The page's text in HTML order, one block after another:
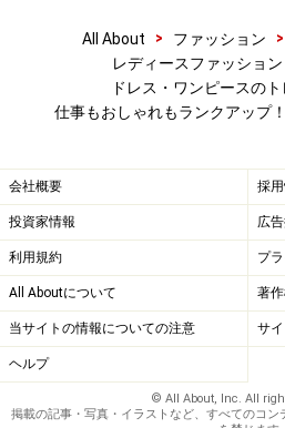
All About > ファッション >
レディースファッション
ドレス・ワンピースの
仕事もおしゃれもランクアップ
会社概要 採
投資家情報 広
利用規約 プ
All Aboutについて 著
当サイトの情報についての注意 サ
ヘルプ
© All About, Inc. All
掲載の記事・写真・イラストなど、すべてのコ